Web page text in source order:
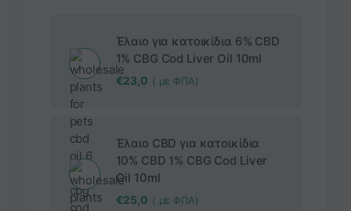
Έλαιο για κατοικίδια 6% CBD
1% CBG Cod Liver Oil 10ml
€23,0 ( με ΦΠΑ)
Έλαιο CBD για κατοικίδια
10% CBD 1% CBG Cod Liver
Oil 10ml
€25,0 ( με ΦΠΑ)